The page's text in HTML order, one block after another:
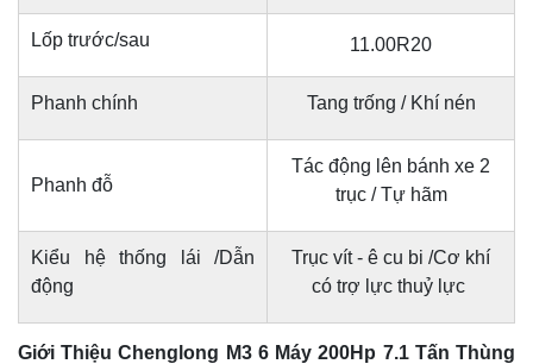
Lốp trước/sau 11.00R20
Phanh chính Tang trống / Khí nén
Phanh đỗ
Tác động lên bánh xe 2
trục / Tự hãm
Kiểu hệ thống lái /Dẫn
động
Trục vít - ê cu bi /Cơ khí
có trợ lực thuỷ lực
Giới Thiệu Chenglong M3 6 Máy 200Hp 7.1 Tấn Thùng